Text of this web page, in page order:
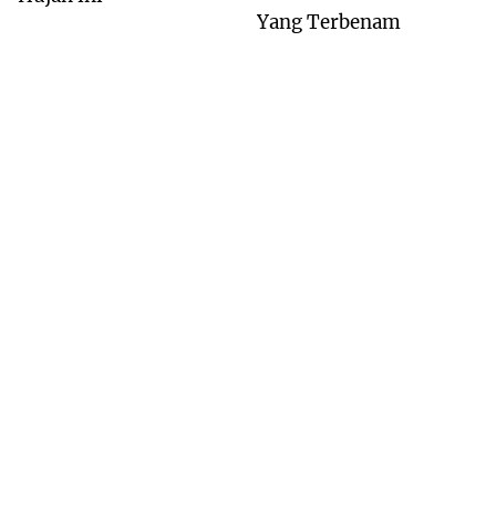
Yang Terbenam